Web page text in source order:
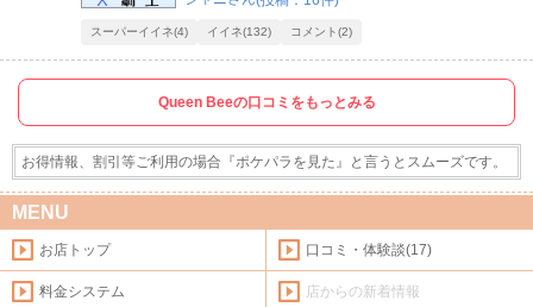
スーパーイイネ(4) イイネ(132) コメント(2)
Queen Beeの口コミをもっとみる
お得情報、割引等ご利用の場合『ポケパラを見た』と言うとスムーズです。
MENU
お店トップ 口コミ・体験談(17)
料金システム 店からの新着情報